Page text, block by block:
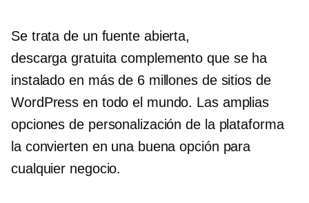
Se trata de un fuente abierta,
descarga gratuita complemento que se ha
instalado en más de 6 millones de sitios de
WordPress en todo el mundo. Las amplias
opciones de personalización de la plataforma
la convierten en una buena opción para
cualquier negocio.